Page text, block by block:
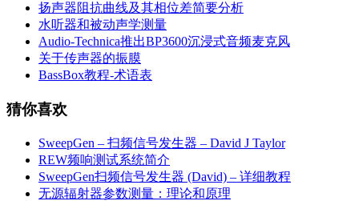
扬声器阻抗曲线及其相位差简要分析
水听器和被动声学测量
Audio-Technica推出BP3600沉浸式音频麦克风
关于传声器的振膜
BassBox教程-术语表
猜你喜欢
SweepGen – 扫频信号发生器 – David J Taylor
REW频响测试系统简介
SweepGen扫频信号发生器 (David) – 详细教程
无源辐射器参数测量：理论和原理